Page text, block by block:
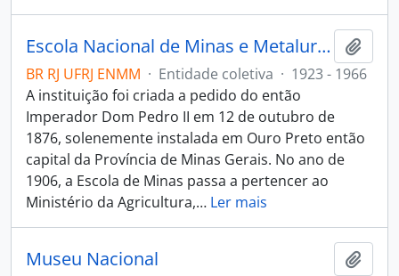
Escola Nacional de Minas e Metalurgia
BR RJ UFRJ ENMM · Entidade coletiva · 1923 - 1966
A instituição foi criada a pedido do então
Imperador Dom Pedro II em 12 de outubro de
1876, solenemente instalada em Ouro Preto então
capital da Província de Minas Gerais. No ano de
1906, a Escola de Minas passa a pertencer ao
Ministério da Agricultura,… Ler mais
Museu Nacional